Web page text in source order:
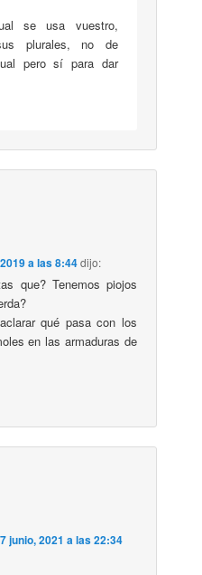
se usa vuestro,
plurales, no de
pero sí para dar
a las 8:44dijo:
que? Tenemos piojos
qué pasa con los
en las armaduras de
junio, 2021 a las 22:34